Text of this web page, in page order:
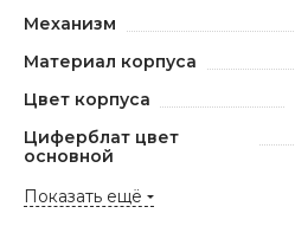
Механизм
Материал корпуса
Цвет корпуса
Циферблат цвет
основной
Показать ещё